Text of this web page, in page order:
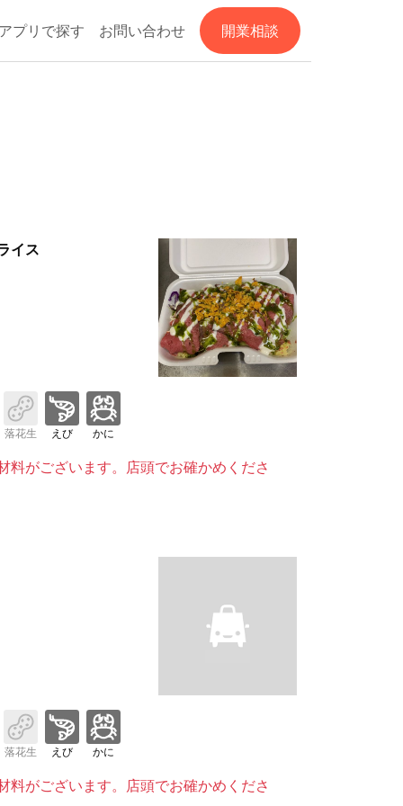
プリで探す お問い合わせ 開業相談
イス
落花生 えび かに
料がございます。店頭でお確かめくださ
落花生 えび かに
料がございます。店頭でお確かめくださ